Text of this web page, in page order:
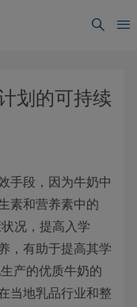
划的可持续
手段，因为牛奶中
素和营养素中的
况，提高入学
，有助于提高其学
产的优质牛奶的
当地乳品行业和整